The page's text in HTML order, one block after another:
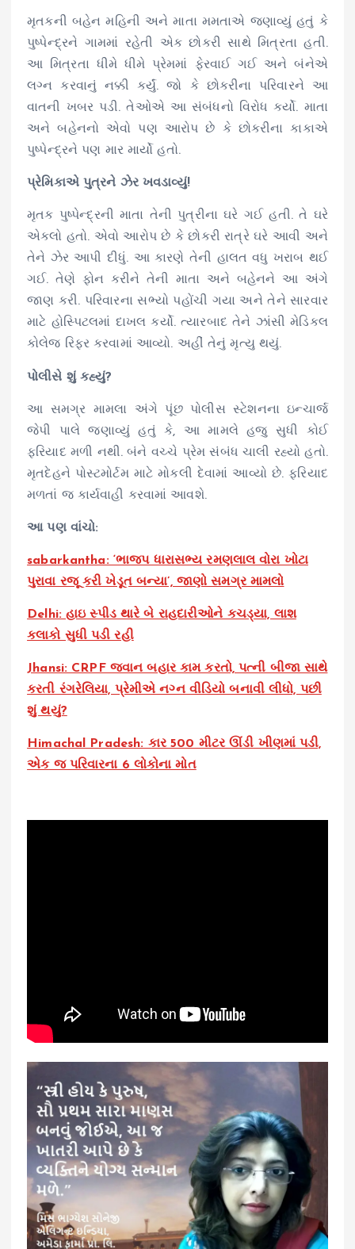
મૃતકની બહેન મહિની અને માતા મમતાએ જણાવ્યું હતું કે
પુષ્પેન્દ્રને ગામમાં રહેતી એક છોકરી સાથે મિત્રતા હતી.
આ મિત્રતા ધીમે ધીમે પ્રેમમાં ફેરવાઈ ગઈ અને બંનેએ
લગ્ન કરવાનું નક્કી કર્યું. જો કે છોકરીના પરિવારને આ
વાતની ખબર પડી. તેઓએ આ સંબંધનો વિરોધ કર્યો. માતા
અને બહેનનો એવો પણ આરોપ છે કે છોકરીના કાકાએ
પુષ્પેન્દ્રને પણ માર માર્યો હતો.
પ્રેમિકાએ પુત્રને ઝેર ખવડાવ્યું!
મૃતક પુષ્પેન્દ્રની માતા તેની પુત્રીના ઘરે ગઈ હતી. તે ઘરે
એકલો હતો. એવો આરોપ છે કે છોકરી રાત્રે ઘરે આવી અને
તેને ઝેર આપી દીધું. આ કારણે તેની હાલત વધુ ખરાબ થઈ
ગઈ. તેણે ફોન કરીને તેની માતા અને બહેનને આ અંગે
જાણ કરી. પરિવારના સભ્યો પહોંચી ગયા અને તેને સારવાર
માટે હોસ્પિટલમાં દાખલ કર્યો. ત્યારબાદ તેને ઝાંસી મેડિકલ
કોલેજ રિફર કરવામાં આવ્યો. અહીં તેનું મૃત્યુ થયું.
પોલીસે શું કહ્યું?
આ સમગ્ર મામલા અંગે પૂંછ પોલીસ સ્ટેશનના ઇન્ચાર્જ
જેપી પાલે જણાવ્યું હતું કે, આ મામલે હજુ સુધી કોઈ
ફરિયાદ મળી નથી. બંને વચ્ચે પ્રેમ સંબંધ ચાલી રહ્યો હતો.
મૃતદેહને પોસ્ટમોર્ટમ માટે મોકલી દેવામાં આવ્યો છે. ફરિયાદ
મળતાં જ કાર્યવાહી કરવામાં આવશે.
આ પણ વાંચો:
sabarkantha: ‘ભાજપ ધારાસભ્ય રમણલાલ વોરા ખોટા
પુરાવા રજૂ કરી ખેડૂત બન્યા’, જાણો સમગ્ર મામલો
Delhi: હાઇ સ્પીડ થારે બે રાહદારીઓને કચડ્યા, લાશ
કલાકો સુધી પડી રહી
Jhansi: CRPF જવાન બહાર કામ કરતો, પત્ની બીજા સાથે
કરતી રંગરેલિયા, પ્રેમીએ નગ્ન વીડિયો બનાવી લીધો, પછી
શું થયું?
Himachal Pradesh: કાર 500 મીટર ઊંડી ખીણમાં પડી,
એક જ પરિવારના 6 લોકોના મોત